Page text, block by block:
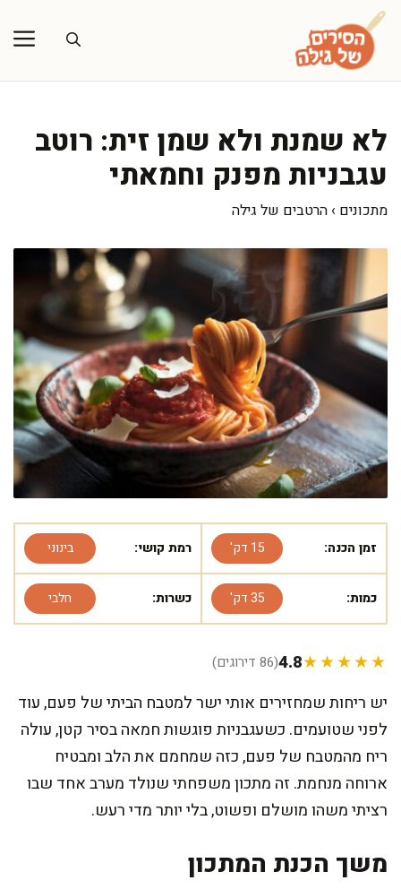
לדלג
לתוכן
לא שמנת ולא שמן זית: רוטב
עגבניות מפנק וחמאתי
מתכונים › הרטבים של גילה
זמן הכנה: 15 דק' רמת קושי: בינוני
כמות: 35 דק' כשרות: חלבי
★★★★★
4.8(86 דירוגים)
יש ריחות שמחזירים אותי ישר למטבח הביתי של פעם, עוד
לפני שטועמים. כשעגבניות פוגשות חמאה בסיר קטן, עולה
ריח מהמטבח של פעם, כזה שמחמם את הלב ומבטיח
ארוחה מנחמת. זה מתכון משפחתי שנולד מערב אחד שבו
רציתי משהו מושלם ופשוט, בלי יותר מדי רעש.
משך הכנת המתכון